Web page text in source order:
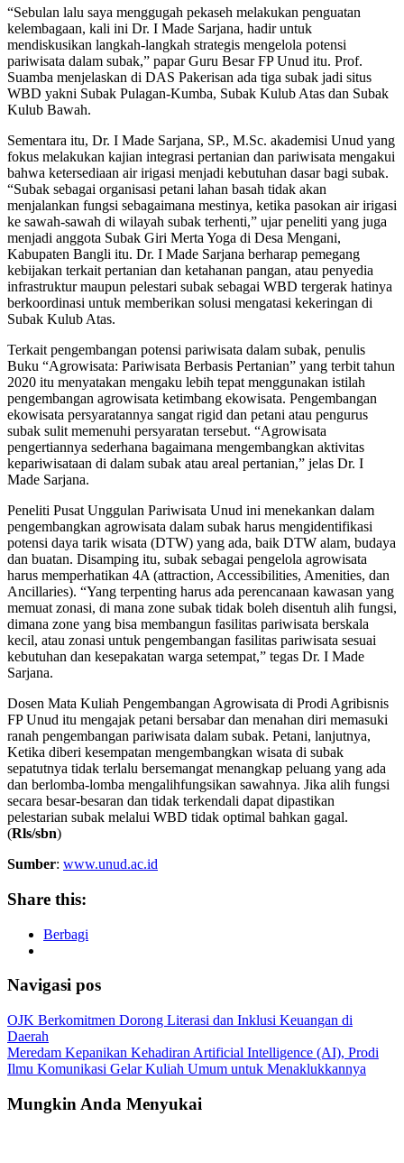
“Sebulan lalu saya menggugah pekaseh melakukan penguatan
kelembagaan, kali ini Dr. I Made Sarjana, hadir untuk
mendiskusikan langkah-langkah strategis mengelola potensi
pariwisata dalam subak,” papar Guru Besar FP Unud itu. Prof.
Suamba menjelaskan di DAS Pakerisan ada tiga subak jadi situs
WBD yakni Subak Pulagan-Kumba, Subak Kulub Atas dan Subak
Kulub Bawah.
Sementara itu, Dr. I Made Sarjana, SP., M.Sc. akademisi Unud yang
fokus melakukan kajian integrasi pertanian dan pariwisata mengakui
bahwa ketersediaan air irigasi menjadi kebutuhan dasar bagi subak.
“Subak sebagai organisasi petani lahan basah tidak akan
menjalankan fungsi sebagaimana mestinya, ketika pasokan air irigasi
ke sawah-sawah di wilayah subak terhenti,” ujar peneliti yang juga
menjadi anggota Subak Giri Merta Yoga di Desa Mengani,
Kabupaten Bangli itu. Dr. I Made Sarjana berharap pemegang
kebijakan terkait pertanian dan ketahanan pangan, atau penyedia
infrastruktur maupun pelestari subak sebagai WBD tergerak hatinya
berkoordinasi untuk memberikan solusi mengatasi kekeringan di
Subak Kulub Atas.
Terkait pengembangan potensi pariwisata dalam subak, penulis
Buku “Agrowisata: Pariwisata Berbasis Pertanian” yang terbit tahun
2020 itu menyatakan mengaku lebih tepat menggunakan istilah
pengembangan agrowisata ketimbang ekowisata. Pengembangan
ekowisata persyaratannya sangat rigid dan petani atau pengurus
subak sulit memenuhi persyaratan tersebut. “Agrowisata
pengertiannya sederhana bagaimana mengembangkan aktivitas
kepariwisataan di dalam subak atau areal pertanian,” jelas Dr. I
Made Sarjana.
Peneliti Pusat Unggulan Pariwisata Unud ini menekankan dalam
pengembangkan agrowisata dalam subak harus mengidentifikasi
potensi daya tarik wisata (DTW) yang ada, baik DTW alam, budaya
dan buatan. Disamping itu, subak sebagai pengelola agrowisata
harus memperhatikan 4A (attraction, Accessibilities, Amenities, dan
Ancillaries). “Yang terpenting harus ada perencanaan kawasan yang
memuat zonasi, di mana zone subak tidak boleh disentuh alih fungsi,
dimana zone yang bisa membangun fasilitas pariwisata berskala
kecil, atau zonasi untuk pengembangan fasilitas pariwisata sesuai
kebutuhan dan kesepakatan warga setempat,” tegas Dr. I Made
Sarjana.
Dosen Mata Kuliah Pengembangan Agrowisata di Prodi Agribisnis
FP Unud itu mengajak petani bersabar dan menahan diri memasuki
ranah pengembangan pariwisata dalam subak. Petani, lanjutnya,
Ketika diberi kesempatan mengembangkan wisata di subak
sepatutnya tidak terlalu bersemangat menangkap peluang yang ada
dan berlomba-lomba mengalihfungsikan sawahnya. Jika alih fungsi
secara besar-besaran dan tidak terkendali dapat dipastikan
pelestarian subak melalui WBD tidak optimal bahkan gagal.
(Rls/sbn)
Sumber: www.unud.ac.id
Share this:
Berbagi
Navigasi pos
OJK Berkomitmen Dorong Literasi dan Inklusi Keuangan di
Daerah
Meredam Kepanikan Kehadiran Artificial Intelligence (AI), Prodi
Ilmu Komunikasi Gelar Kuliah Umum untuk Menaklukkannya
Mungkin Anda Menyukai